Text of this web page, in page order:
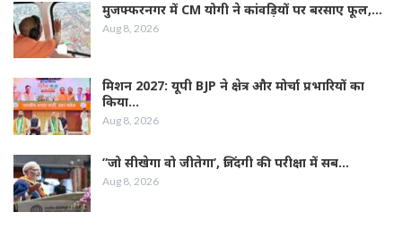
मुजफ्फरनगर में CM योगी ने कांवड़ियों पर बरसाए फूल,…
Aug 8, 2026
मिशन 2027: यूपी BJP ने क्षेत्र और मोर्चा प्रभारियों का
किया…
Aug 8, 2026
”जो सीखेगा वो जीतेगा’, जिंदगी की परीक्षा में सब…
Aug 8, 2026